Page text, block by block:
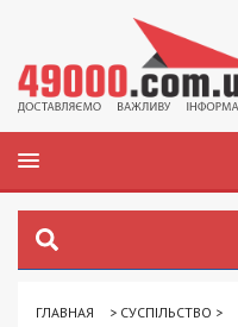
ГЛАВНАЯ > СУСПІЛЬСТВО >